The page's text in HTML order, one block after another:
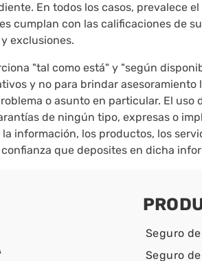
En todos los casos, prevalece
cumplan con las calificaciones de
exclusiones.
"tal como está" y "según
y no para brindar
o asunto en particular. El
de ningún tipo, expresas o
información, los productos, los
que deposites en dicha
Seguro
Seguro